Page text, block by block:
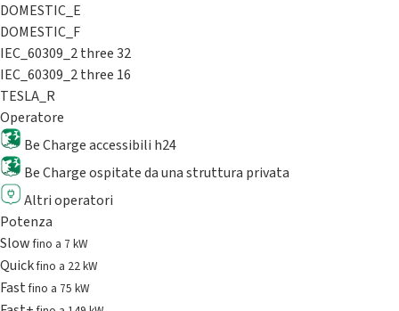
DOMESTIC_E
DOMESTIC_F
IEC_60309_2 three 32
IEC_60309_2 three 16
TESLA_R
Operatore
Be Charge accessibili h24
Be Charge ospitate da una struttura privata
Altri operatori
Potenza
Slowfino a 7 kW
Quickfino a 22 kW
Fastfino a 75 kW